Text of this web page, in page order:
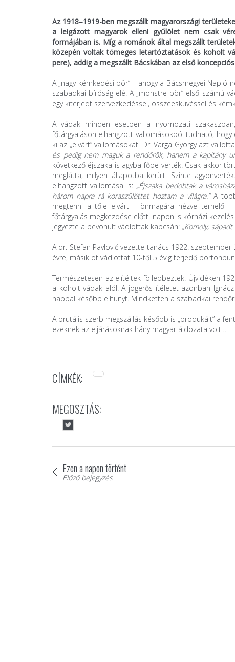
Az 1918–1919-ben megszállt magyarországi
a leigázott magyarok elleni gyűlölet nem csak
formájában is. Míg a románok által megszállt
közepén voltak tömeges letartóztatások és koholt
pere), addig a megszállt Bácskában az első
A „nagy kémkedési pör” – ahogy a Bácsmegyei
szabadkai bíróság elé. A „monstre-pör” első számú
egy kiterjedt szervezkedéssel, összeesküvéssel és
A vádak minden esetben a nyomozati
főtárgyaláson elhangzott vallomásokból tudható,
ki az „elvárt” vallomásokat! Dr. Varga György azt
és pedig nem maguk a rendőrök, hanem a kapitány
következő éjszaka is agyba-főbe verték. Csak akkor
meglátta, milyen állapotba került. Szinte
elhangzott vallomása is: „Éjszaka bedobtak a
három napra rá koraszülöttet hoztam a világra.” A
megtenni a tőle elvárt – önmagára nézve terhelő
főtárgyalás megkezdése előtti napon is kórházi
jegyezte a bevonult vádlottak kapcsán: „Komoly,
A dr. Stefan Pavlović vezette tanács 1922.
évre, másik öt vádlottat 10-től 5 évig terjedő
Természetesen az elítéltek föllebbeztek. Újvidéken
a koholt vádak alól. A jogerős ítéletet azonban
nappal később elhunyt. Mindketten a szabadkai
A brutális szerb megszállás később is „produkált” a
ezeknek az eljárásoknak hány magyar áldozata volt…
CÍMKÉK:
MEGOSZTÁS:
Ezen a napon történt
Előző bejegyzés